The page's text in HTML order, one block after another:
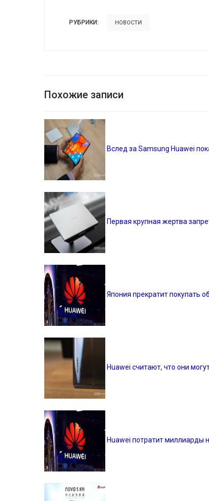
РУБРИКИ: НОВОСТИ
Похожие записи
Вслед за Samsung Huawei
Первая крупная жертва
Япония прекратит покупать
Huawei считают, что они
Huawei потратит миллиарды